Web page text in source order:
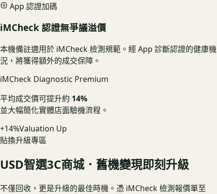
App 認證加碼
iMCheck 認證無爭議溢價
本機備註適用於 iMCheck 檢測規範。經 App 診斷認證的健康機
況，將獲得額外的成交保障。
iMCheck Diagnostic Premium
平均成交價可提升約 14%
並大幅簡化實體店面驗機流程。
+14%Valuation Up
貼換升級專區
USD智選3C商城．舊機變現即刻升級
不僅回收，更是升級的最佳時機。憑 iMCheck 檢測報價單至